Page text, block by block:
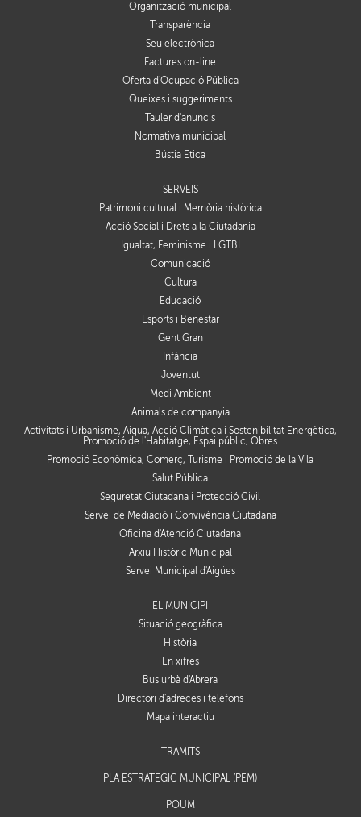
Organització municipal
Transparència
Seu electrònica
Factures on-line
Oferta d'Ocupació Pública
Queixes i suggeriments
Tauler d'anuncis
Normativa municipal
Bústia Ètica
SERVEIS
Patrimoni cultural i Memòria històrica
Acció Social i Drets a la Ciutadania
Igualtat, Feminisme i LGTBI
Comunicació
Cultura
Educació
Esports i Benestar
Gent Gran
Infància
Joventut
Medi Ambient
Animals de companyia
Activitats i Urbanisme, Aigua, Acció Climàtica i Sostenibilitat Energètica,
Promoció de l'Habitatge, Espai públic, Obres
Promoció Econòmica, Comerç, Turisme i Promoció de la Vila
Salut Pública
Seguretat Ciutadana i Protecció Civil
Servei de Mediació i Convivència Ciutadana
Oficina d'Atenció Ciutadana
Arxiu Històric Municipal
Servei Municipal d'Aigües
EL MUNICIPI
Situació geogràfica
Història
En xifres
Bus urbà d'Abrera
Directori d'adreces i telèfons
Mapa interactiu
TRÀMITS
PLA ESTRATÈGIC MUNICIPAL (PEM)
POUM